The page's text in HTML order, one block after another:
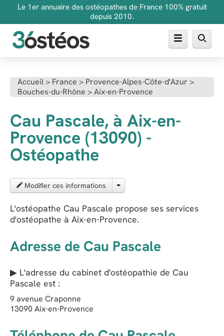
Le 1er annuaire des ostéopathes de France 100% gratuit
depuis 2010.
FAQ
Inscrire son cabinet
Accueil> France > Provence-Alpes-Côte-d'Azur >
Bouches-du-Rhône >Aix-en-Provence
Cau Pascale, à Aix-en-
Provence (13090) -
Ostéopathe
Modifier ces informations
L'ostéopathe Cau Pascale propose ses services
d'ostéopathe à Aix-en-Provence.
Adresse de Cau Pascale
▶ L'adresse du cabinet d'ostéopathie de Cau
Pascale est :
9 avenue Craponne
13090 Aix-en-Provence